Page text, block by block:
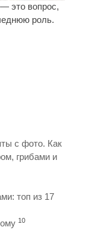
это вопрос,
роль.
с фото. Как
грибами и
топ из 17
10